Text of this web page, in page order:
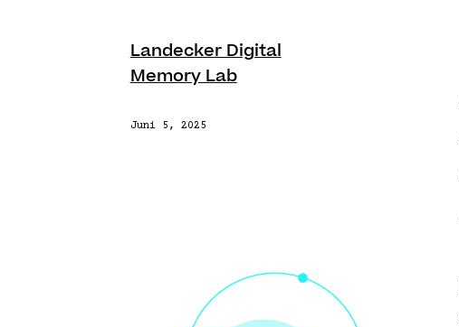
Landecker Digital
Memory Lab
Juni 5, 2025